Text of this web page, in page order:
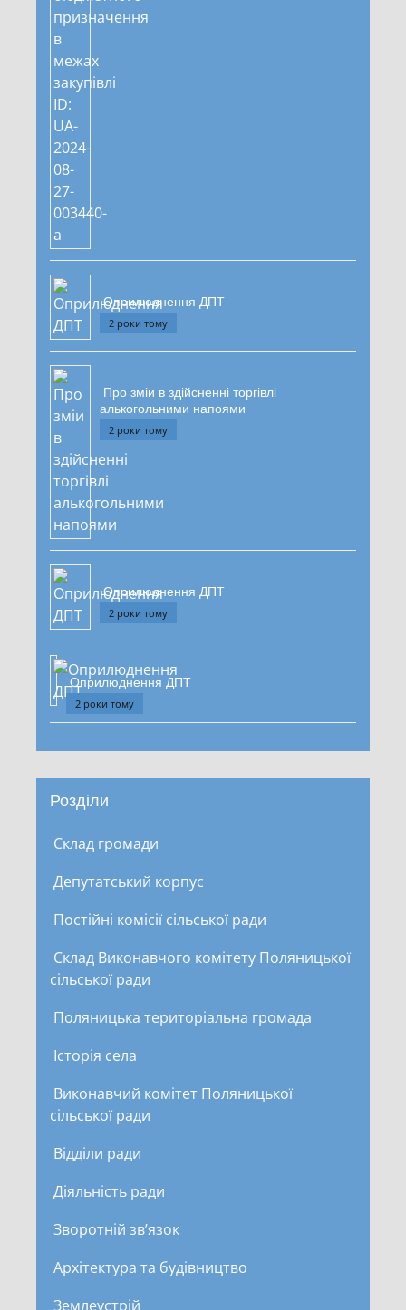
Оприлюднення ДПТ
2 роки тому
Про зміи в здійсненні торгівлі
алькогольними напоями
2 роки тому
Оприлюднення ДПТ
2 роки тому
Оприлюднення ДПТ
2 роки тому
Розділи
Склад громади
Депутатський корпус
Постійні комісії сільської ради
Склад Виконавчого комітету Поляницької
сільської ради
Поляницька територіальна громада
Історія села
Виконавчий комітет Поляницької
сільської ради
Відділи ради
Діяльність ради
Зворотній зв’язок
Архітектура та будівництво
Землеустрій